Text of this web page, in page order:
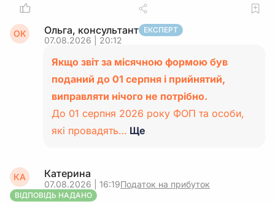
ОК Ольга, консультант ЕКСПЕРТ
07.08.2026 | 20:12
Якщо звіт за місячною формою був
поданий до 01 серпня і прийнятий,
виправляти нічого не потрібно.
До 01 серпня 2026 року ФОП та особи,
які провадять… Ще
КА Катерина
07.08.2026 | 16:19Податок на прибуток
ВІДПОВІДЬ НАДАНО